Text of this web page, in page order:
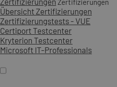
Zertifizierungen
Übersicht Zertifizierungen
Zertifizierungstests - VUE
Certiport Testcenter
Kryterion Testcenter
Microsoft IT-Professionals